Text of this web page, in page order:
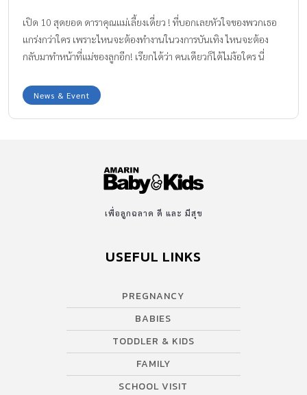
เปิด 10 สุดยอด ดาราคุณแม่เลี้ยงเดี่ยว ! ที่บอกเลยหัวใจของพวกเธอ
แกร่งกว่าใคร เพราะไหนจะต้องทำงานในวงการบันเทิง ไหนจะต้อง
กลับมาทำหน้าที่แม่ของลูกอีก! เรียกได้ว่า คนเดียวก็ได้ไม่ง้อใคร นี่
News & Event
เพื่อลูกฉลาด ดี และ มีสุข
USEFUL LINKS
PREGNANCY
BABIES
TODDLER & KIDS
FAMILY
SCHOOL VISIT